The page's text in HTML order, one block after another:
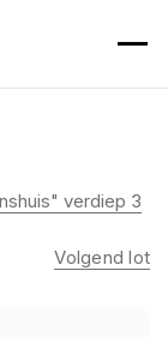
verdiep 3
Volgend lot